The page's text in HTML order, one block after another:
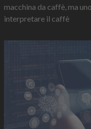
macchina da caffè, ma
interpretare il caffè